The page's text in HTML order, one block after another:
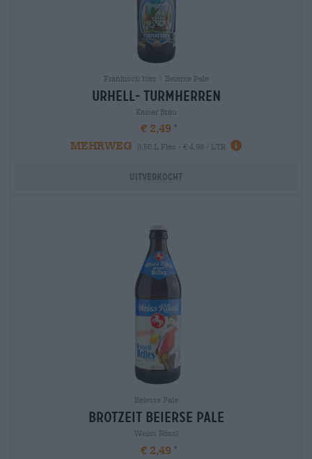
Frankisch bier | Beierse Pale
urhell- turmherren
Kaiser Bräu
€ 2,49
MEHRWEG
0,50 L Fles - € 4,98 / LTR
Uitverkocht
Beierse Pale
brotzeit Beierse Pale
Weiss Rössl
€ 2,49